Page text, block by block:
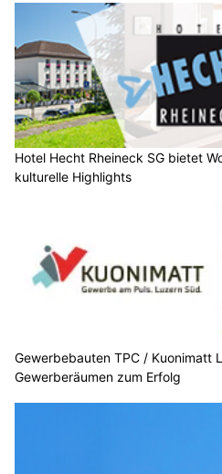
Hotel Hecht Rheineck SG bietet
kulturelle Highlights
Gewerbebauten TPC / Kuonimatt
Gewerberäumen zum Erfolg